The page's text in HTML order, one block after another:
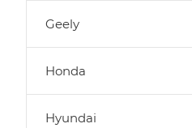
Geely
Honda
Hyundai